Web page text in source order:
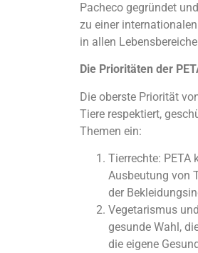
Pacheco gegründet
zu einer
in allen
Die Prioritäten der
Die oberste Priorität
Tiere respektiert,
Themen ein:
Tierrechte: PETA
Ausbeutung von
der
Vegetarismus
gesunde Wahl,
die eigene